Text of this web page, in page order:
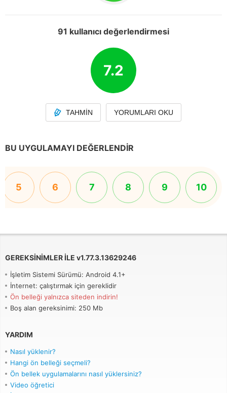
91 kullanıcı değerlendirmesi
7.2
TAHMIN YORUMLARI OKU
BU UYGULAMAYI DEĞERLENDIR
5 6 7 8 9 10
GEREKSINIMLER ILE v1.77.3.13629246
İşletim Sistemi Sürümü: Android 4.1+
İnternet: çalıştırmak için gereklidir
Ön belleği yalnızca siteden indirin!
Boş alan gereksinimi: 250 Mb
YARDIM
Nasıl yüklenir?
Hangi ön belleği seçmeli?
Ön bellek uygulamalarını nasıl yüklersiniz?
Video öğretici